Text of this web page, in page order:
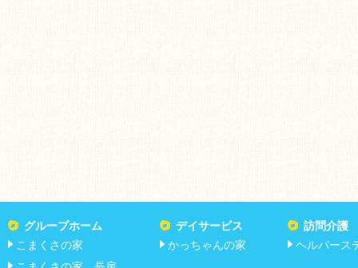
グループホーム
こまくさの家
デイサービス
かっちゃんの家
訪問介護
ヘルパース